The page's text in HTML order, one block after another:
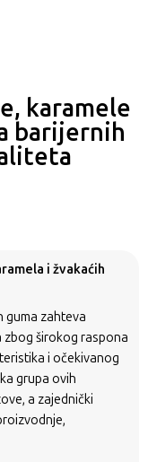
karamele
barijernih
i žvakaćih
guma zahteva
širokog raspona
i očekivanog
grupa ovih
a zajednički